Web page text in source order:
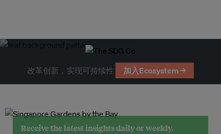
改革创新，实现可持续性 加入Ecosystem →
Receive the latest insights daily or weekly.